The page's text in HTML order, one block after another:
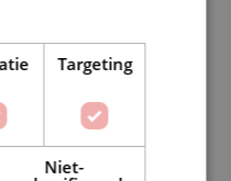
Targeting
Niet-